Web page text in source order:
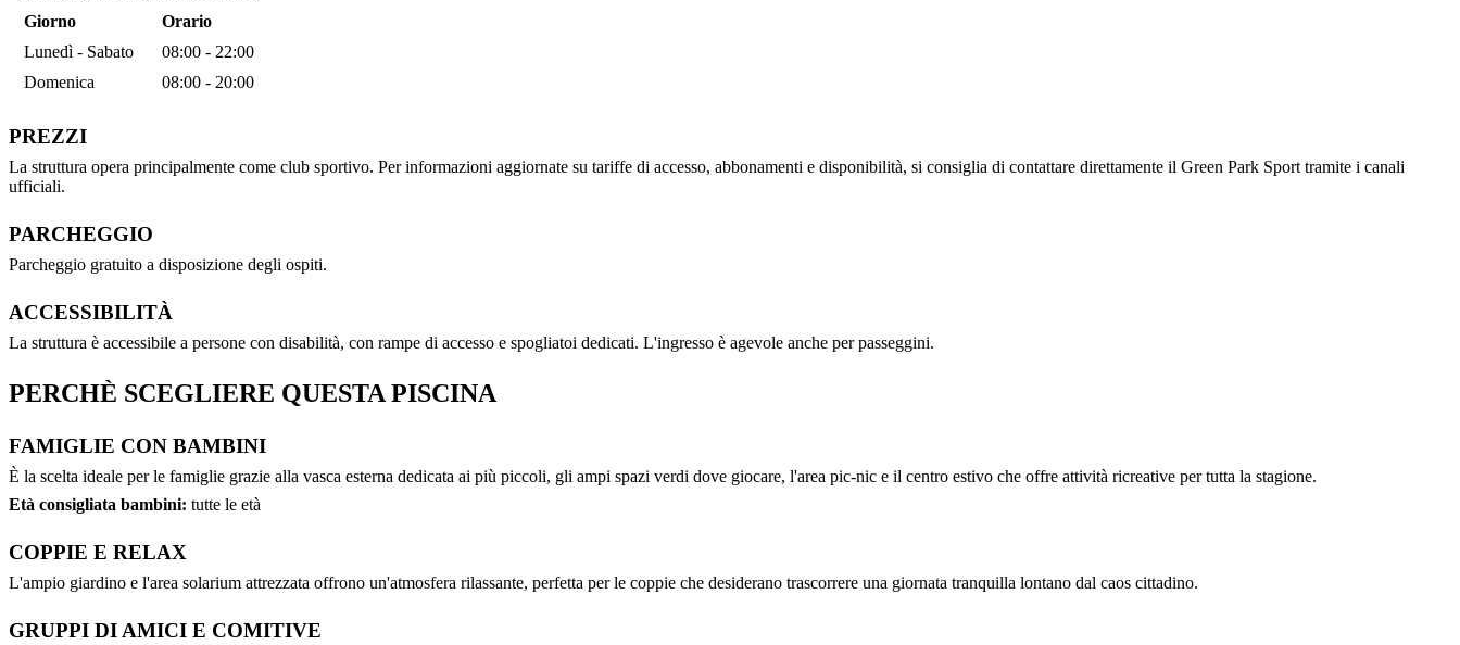
Giorno
Orario
Lunedì - Sabato
08:00 - 22:00
Domenica
08:00 - 20:00
PREZZI
La struttura opera principalmente come club sportivo. Per informazioni aggiornate su tariffe di accesso, abbonamenti e disponibilità, si consiglia di contattare direttamente il Green Park Sport tramite i canali
ufficiali.
PARCHEGGIO
Parcheggio gratuito a disposizione degli ospiti.
ACCESSIBILITÀ
La struttura è accessibile a persone con disabilità, con rampe di accesso e spogliatoi dedicati. L'ingresso è agevole anche per passeggini.
PERCHÈ SCEGLIERE QUESTA PISCINA
FAMIGLIE CON BAMBINI
È la scelta ideale per le famiglie grazie alla vasca esterna dedicata ai più piccoli, gli ampi spazi verdi dove giocare, l'area pic-nic e il centro estivo che offre attività ricreative per tutta la stagione.
Età consigliata bambini: tutte le età
COPPIE E RELAX
L'ampio giardino e l'area solarium attrezzata offrono un'atmosfera rilassante, perfetta per le coppie che desiderano trascorrere una giornata tranquilla lontano dal caos cittadino.
GRUPPI DI AMICI E COMITIVE